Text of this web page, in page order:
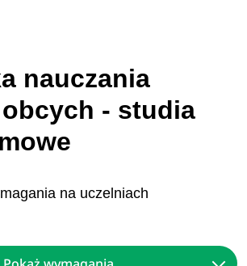
nauczania
- studia
na uczelniach